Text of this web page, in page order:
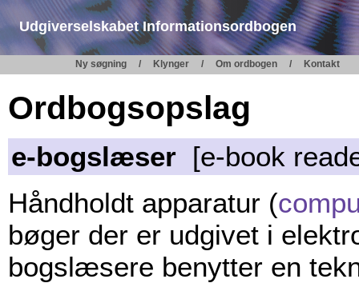
Udgiverselskabet Informationsordbogen
Ny søgning Klynger Om ordbogen Kontakt
Ordbogsopslag
e-bogslæser [e-book
Håndholdt apparatur (
bøger der er udgivet i
bogslæsere benytter en